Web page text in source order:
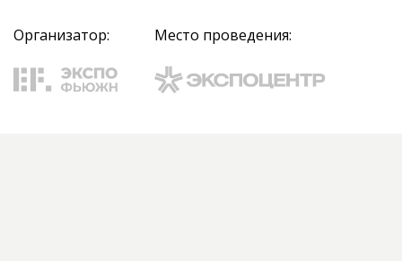
Организатор: Место проведения: